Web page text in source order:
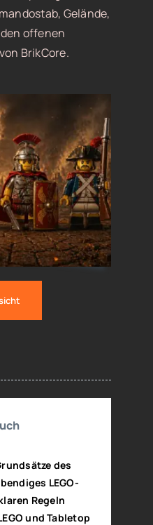
Gelände,
offenen
BrikCore.
des
LEGO-
Regeln
und Tabletop